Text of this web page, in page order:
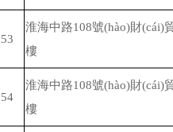
53
淮海中路108號(hào)財(cái)
樓
54
淮海中路108號(hào)財(cái)
樓